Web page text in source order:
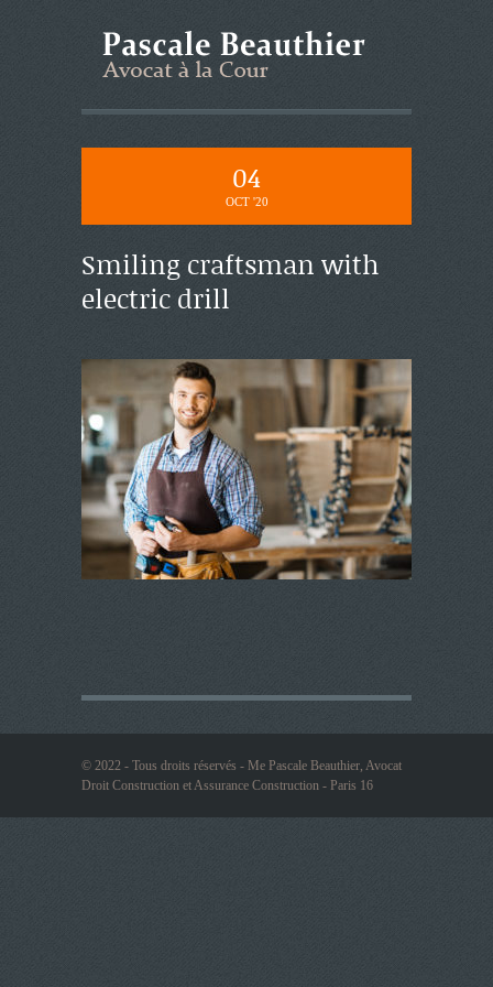
04
OCT '20
Smiling craftsman with
electric drill
© 2022 - Tous droits réservés - Me Pascale Beauthier, Avocat
Droit Construction et Assurance Construction - Paris 16